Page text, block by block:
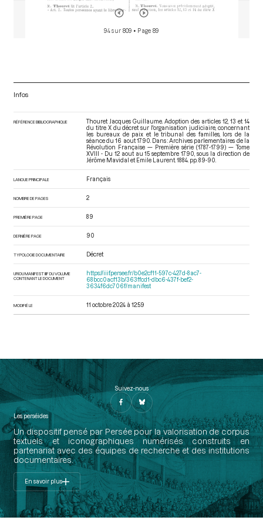
94 sur 809 • Page 89
Infos
RÉFÉRENCE BIBLIOGRAPHIQUE
Thouret Jacques Guillaume. Adoption des articles 12, 13 et 14
du titre X du décret sur l'organisation judiciaire, concernant
les bureaux de paix et le tribunal des familles, lors de la
séance du 16 aout 1790. Dans : Archives parlementaires de la
Révolution Française — Première série (1787-1799) — Tome
XVIII - Du 12 aout au 15 septembre 1790 , sous la direction de
Jérôme Mavidal et Emile Laurent. 1884. pp. 89-90.
LANGUE PRINCIPALE Français
NOMBRE DE PAGES 2
PREMIÈRE PAGE 89
DERNIÈRE PAGE 90
TYPOLOGIE DOCUMENTAIRE Décret
URI DU MANIFEST IIIF DU VOLUME
CONTENANT LE DOCUMENT
https://iiif.persee.fr/b0e2cf11-597c-427d-8ac7-
68bcc0acf13b/363ffcd1-dbc6-437f-bef2-
3634f6dc706f/manifest
MODIFIÉ LE 11 octobre 2024 à 12:59
Suivez-nous
Les perséides
Un dispositif pensé par Persée pour la valorisation de corpus
textuels et iconographiques numérisés construits en
partenariat avec des équipes de recherche et des institutions
documentaires.
En savoir plus